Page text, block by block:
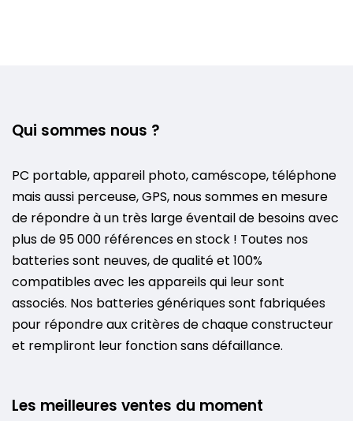
Qui sommes nous ?
PC portable, appareil photo, caméscope, téléphone
mais aussi perceuse, GPS, nous sommes en mesure
de répondre à un très large éventail de besoins avec
plus de 95 000 références en stock ! Toutes nos
batteries sont neuves, de qualité et 100%
compatibles avec les appareils qui leur sont
associés. Nos batteries génériques sont fabriquées
pour répondre aux critères de chaque constructeur
et rempliront leur fonction sans défaillance.
Les meilleures ventes du moment